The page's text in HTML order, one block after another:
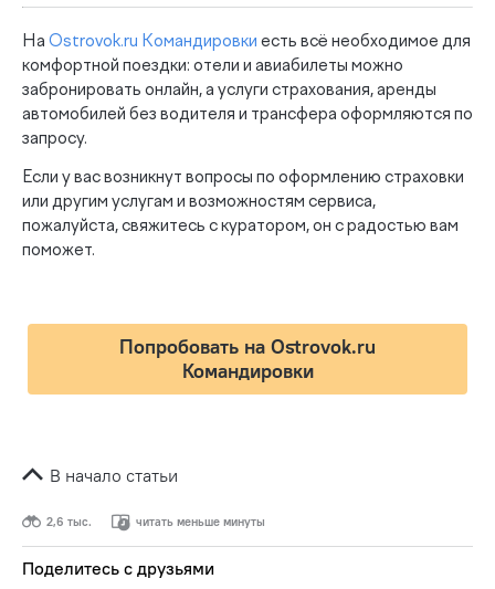
На Ostrovok.ru Командировки есть всё необходимое для
комфортной поездки: отели и авиабилеты можно
забронировать онлайн, а услуги страхования, аренды
автомобилей без водителя и трансфера оформляются по
запросу.
Если у вас возникнут вопросы по оформлению страховки
или другим услугам и возможностям сервиса,
пожалуйста, свяжитесь с куратором, он с радостью вам
поможет.
Попробовать на Ostrovok.ru
Командировки
В начало статьи
2,6 тыс. читать меньше минуты
Поделитесь с друзьями